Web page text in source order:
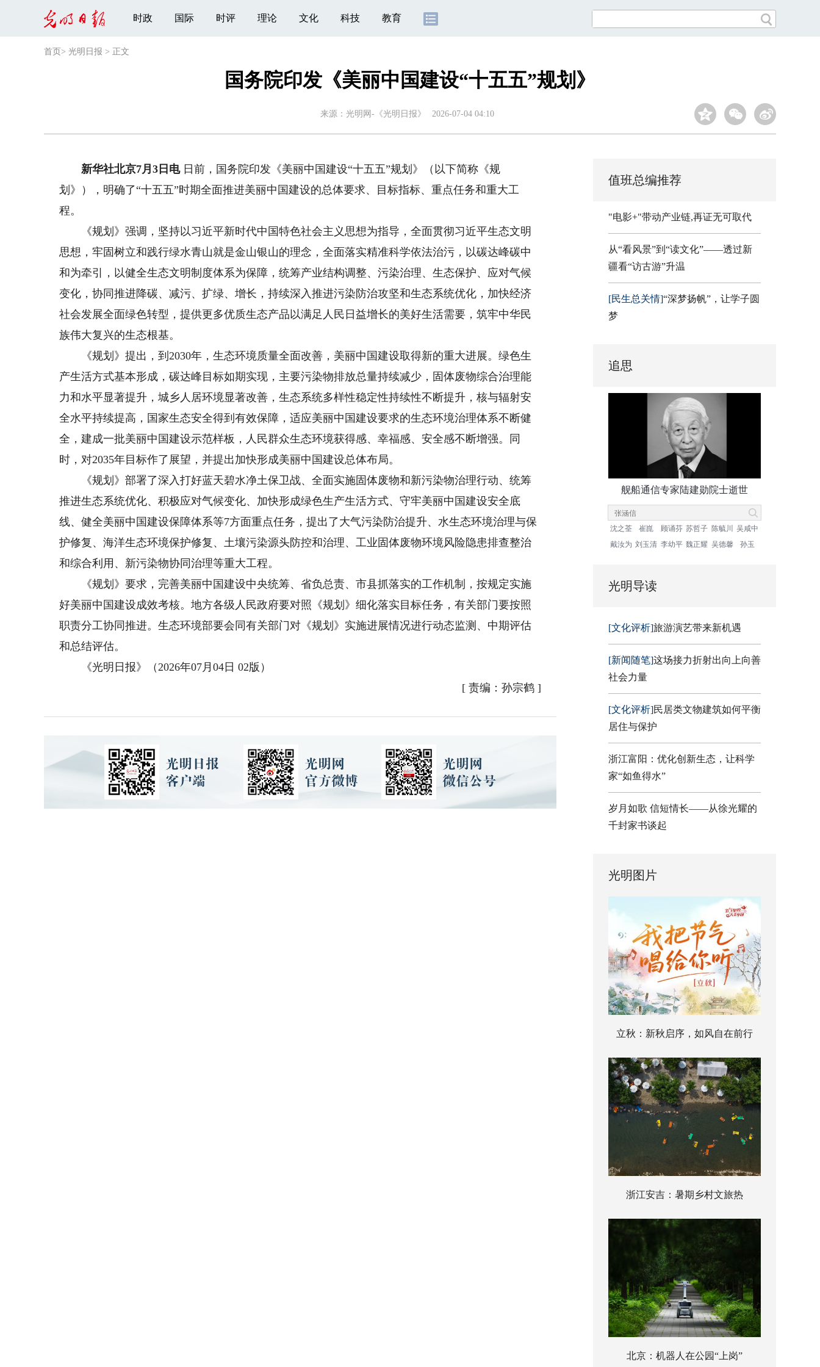
时政 国际 时评 理论 文化 科技 教育
首页 > 光明日报 > 正文
国务院印发《美丽中国建设“十五五”规划》
来源： 光明网-《光明日报》 2026-07-04 04:10
新华社北京7月3日电 日前，国务院印发《美丽中国建设“十五五”规划》（以下简称《规
划》），明确了“十五五”时期全面推进美丽中国建设的总体要求、目标指标、重点任务和重大工
程。
《规划》强调，坚持以习近平新时代中国特色社会主义思想为指导，全面贯彻习近平生态文明
思想，牢固树立和践行绿水青山就是金山银山的理念，全面落实精准科学依法治污，以碳达峰碳中
和为牵引，以健全生态文明制度体系为保障，统筹产业结构调整、污染治理、生态保护、应对气候
变化，协同推进降碳、减污、扩绿、增长，持续深入推进污染防治攻坚和生态系统优化，加快经济
社会发展全面绿色转型，提供更多优质生态产品以满足人民日益增长的美好生活需要，筑牢中华民
族伟大复兴的生态根基。
《规划》提出，到2030年，生态环境质量全面改善，美丽中国建设取得新的重大进展。绿色生
产生活方式基本形成，碳达峰目标如期实现，主要污染物排放总量持续减少，固体废物综合治理能
力和水平显著提升，城乡人居环境显著改善，生态系统多样性稳定性持续性不断提升，核与辐射安
全水平持续提高，国家生态安全得到有效保障，适应美丽中国建设要求的生态环境治理体系不断健
全，建成一批美丽中国建设示范样板，人民群众生态环境获得感、幸福感、安全感不断增强。同
时，对2035年目标作了展望，并提出加快形成美丽中国建设总体布局。
《规划》部署了深入打好蓝天碧水净土保卫战、全面实施固体废物和新污染物治理行动、统筹
推进生态系统优化、积极应对气候变化、加快形成绿色生产生活方式、守牢美丽中国建设安全底
线、健全美丽中国建设保障体系等7方面重点任务，提出了大气污染防治提升、水生态环境治理与保
护修复、海洋生态环境保护修复、土壤污染源头防控和治理、工业固体废物环境风险隐患排查整治
和综合利用、新污染物协同治理等重大工程。
《规划》要求，完善美丽中国建设中央统筹、省负总责、市县抓落实的工作机制，按规定实施
好美丽中国建设成效考核。地方各级人民政府要对照《规划》细化落实目标任务，有关部门要按照
职责分工协同推进。生态环境部要会同有关部门对《规划》实施进展情况进行动态监测、中期评估
和总结评估。
《光明日报》（2026年07月04日 02版）
[ 责编：孙宗鹤]
值班总编推荐
"电影+"带动产业链,再证无可取代
从“看风景”到“读文化”——透过新
疆看“访古游”升温
[民生总关情]“深梦扬帆”，让学子圆
梦
追思
舰船通信专家陆建勋院士逝世
沈之荃 崔崑 顾诵芬 苏哲子 陈毓川
吴咸中
戴汝为 刘玉清 李幼平 魏正耀 吴德馨 孙玉
光明导读
[文化评析]旅游演艺带来新机遇
[新闻随笔]这场接力折射出向上向善
社会力量
[文化评析]民居类文物建筑如何平衡
居住与保护
浙江富阳：优化创新生态，让科学
家“如鱼得水”
岁月如歌 信短情长——从徐光耀的
千封家书谈起
光明图片
立秋：新秋启序，如风自在前行
浙江安吉：暑期乡村文旅热
北京：机器人在公园“上岗”